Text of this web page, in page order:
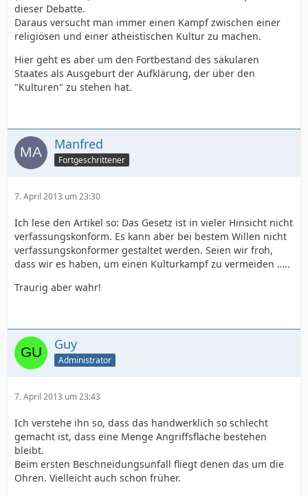
dieser Debatte.
Daraus versucht man immer einen Kampf zwischen einer
religiösen und einer atheistischen Kultur zu machen.
Hier geht es aber um den Fortbestand des säkularen
Staates als Ausgeburt der Aufklärung, der über den
"Kulturen" zu stehen hat.
Manfred
Fortgeschrittener
7. April 2013 um 23:30
Ich lese den Artikel so: Das Gesetz ist in vieler Hinsicht nicht
verfassungskonform. Es kann aber bei bestem Willen nicht
verfassungskonformer gestaltet werden. Seien wir froh,
dass wir es haben, um einen Kulturkampf zu vermeiden …..
Traurig aber wahr!
Guy
Administrator
7. April 2013 um 23:43
Ich verstehe ihn so, dass das handwerklich so schlecht
gemacht ist, dass eine Menge Angriffsfläche bestehen
bleibt.
Beim ersten Beschneidungsunfall fliegt denen das um die
Ohren. Vielleicht auch schon früher.